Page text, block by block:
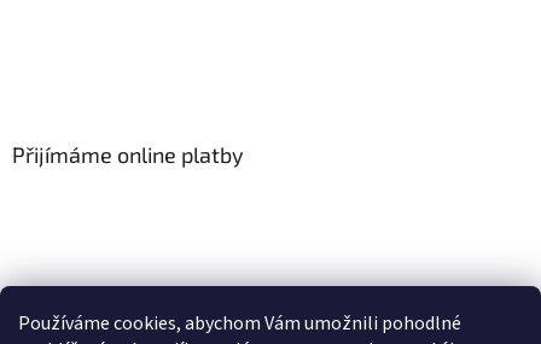
Používáme cookies, abychom Vám umožnili pohodlné
Přijímáme online platby